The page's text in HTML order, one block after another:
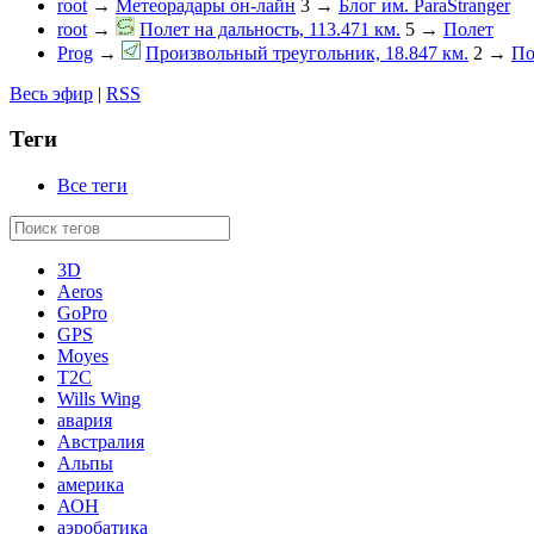
root → Метеорадары он-лайн 3 → Блог им. ParaStranger
root → Полет на дальность, 113.471 км. 5 → Полет
Prog → Произвольный треугольник, 18.847 км. 2 →
Весь эфир | RSS
Теги
Все теги
3D
Aeros
GoPro
GPS
Moyes
T2C
Wills Wing
авария
Австралия
Альпы
америка
АОН
аэробатика